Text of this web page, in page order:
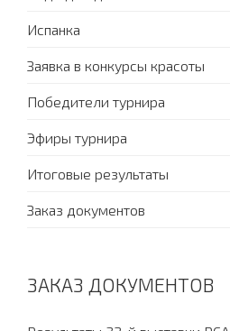
Испанка
Заявка в конкурсы красоты
Победители турнира
Эфиры турнира
Итоговые результаты
Заказ документов
ЗАКАЗ ДОКУМЕНТОВ